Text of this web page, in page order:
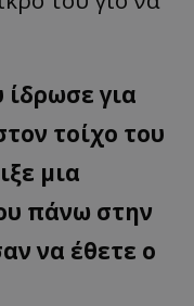
για
τοίχο του
μια
πάνω στην
να έθετε ο